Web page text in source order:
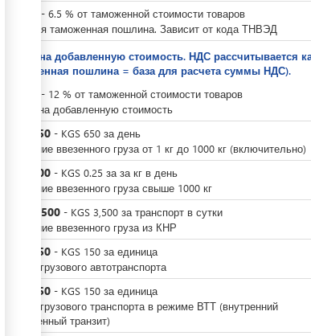
- 6.5 % от таможенной стоимости товаров
Ввозная таможенная пошлина. Зависит от кода ТНВЭД
Налог на добавленную стоимость. НДС
таможенная пошлина = база для расчета суммы НДС).
- 12 % от таможенной стоимости товаров
Налог на добавленную стоимость
650 - KGS 650 за день
Хранение ввезенного груза от 1 кг до 1000 кг (включительно)
500 - KGS 0.25 за за кг в день
Хранение ввезенного груза свыше 1000 кг
3,500 - KGS 3,500 за транспорт в сутки
Хранение ввезенного груза из КНР
150 - KGS 150 за единица
Въезд грузового автотранспорта
150 - KGS 150 за единица
Въезд грузового транспорта в режиме ВТТ (внутренний
таможенный транзит)